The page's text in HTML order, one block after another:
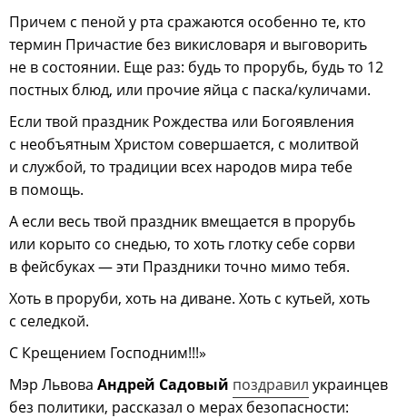
Причем с пеной у рта сражаются особенно те, кто
термин Причастие без викисловаря и выговорить
не в состоянии. Еще раз: будь то прорубь, будь то 12
постных блюд, или прочие яйца с паска/куличами.
Если твой праздник Рождества или Богоявления
с необъятным Христом совершается, с молитвой
и службой, то традиции всех народов мира тебе
в помощь.
А если весь твой праздник вмещается в прорубь
или корыто со снедью, то хоть глотку себе сорви
в фейсбуках — эти Праздники точно мимо тебя.
Хоть в проруби, хоть на диване. Хоть с кутьей, хоть
с селедкой.
С Крещением Господним!!!»
Мэр Львова Андрей Садовый поздравил украинцев
без политики, рассказал о мерах безопасности: